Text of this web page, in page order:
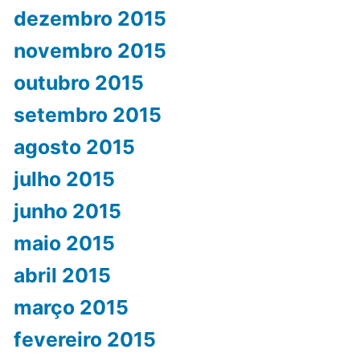
dezembro 2015
novembro 2015
outubro 2015
setembro 2015
agosto 2015
julho 2015
junho 2015
maio 2015
abril 2015
março 2015
fevereiro 2015